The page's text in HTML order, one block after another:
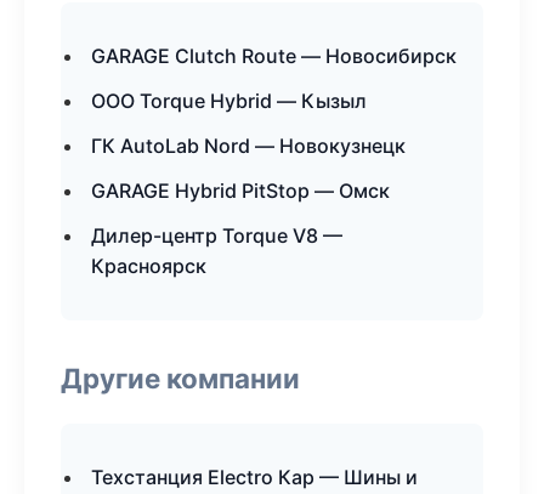
GARAGE Clutch Route — Новосибирск
ООО Torque Hybrid — Кызыл
ГК AutoLab Nord — Новокузнецк
GARAGE Hybrid PitStop — Омск
Дилер-центр Torque V8 —
Красноярск
Другие компании
Техстанция Electro Кар — Шины и